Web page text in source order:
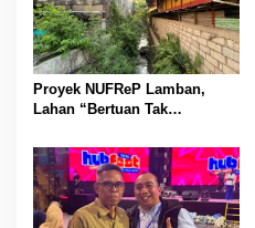
Proyek NUFReP Lamban,
Lahan “Bertuan Tak
Pembebasan